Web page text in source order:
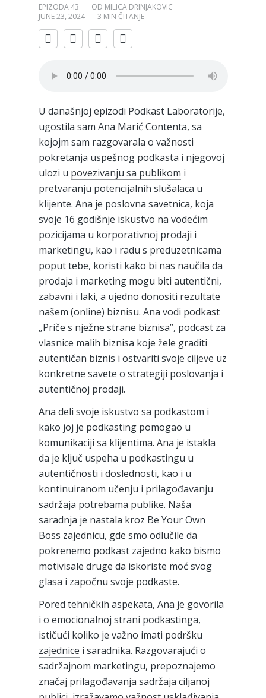
EPIZODA 43 OD MILICA DRINJAKOVIC
JUNE 23, 2024
3 MIN ČITANJE
U današnjoj epizodi Podkast Laboratorije,
ugostila sam Ana Marić Contenta, sa
kojojm sam razgovarala o važnosti
pokretanja uspešnog podkasta i njegovoj
ulozi u povezivanju sa publikom i
pretvaranju potencijalnih slušalaca u
klijente. Ana je poslovna savetnica, koja
svoje 16 godišnje iskustvo na vodećim
pozicijama u korporativnoj prodaji i
marketingu, kao i radu s preduzetnicama
poput tebe, koristi kako bi nas naučila da
prodaja i marketing mogu biti autentični,
zabavni i laki, a ujedno donositi rezultate
našem (online) biznisu. Ana vodi podkast
„Priče s nježne strane biznisa”, podcast za
vlasnice malih biznisa koje žele graditi
autentičan biznis i ostvariti svoje ciljeve uz
konkretne savete o strategiji poslovanja i
autentičnoj prodaji.
Ana deli svoje iskustvo sa podkastom i
kako joj je podkasting pomogao u
komunikaciji sa klijentima. Ana je istakla
da je ključ uspeha u podkastingu u
autentičnosti i doslednosti, kao i u
kontinuiranom učenju i prilagođavanju
sadržaja potrebama publike. Naša
saradnja je nastala kroz Be Your Own
Boss zajednicu, gde smo odlučile da
pokrenemo podkast zajedno kako bismo
motivisale druge da iskoriste moć svog
glasa i započnu svoje podkaste.
Pored tehničkih aspekata, Ana je govorila
i o emocionalnoj strani podkastinga,
ističući koliko je važno imati podršku
zajednice i saradnika. Razgovarajući o
sadržajnom marketingu, prepoznajemo
značaj prilagođavanja sadržaja ciljanoj